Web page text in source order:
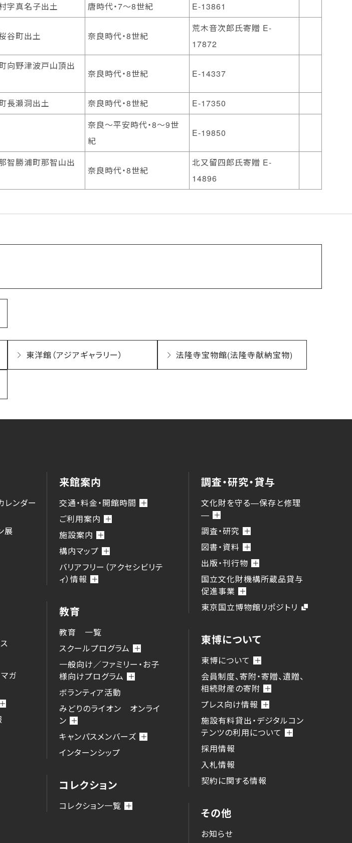
字真名子出土 唐時代・7～8世紀 E-13861
谷町出土 奈良時代・8世紀
荒木音次郎氏寄贈 E-
17872
向野津波戸山頂出
奈良時代・8世紀 E-14337
長瀬洞出土 奈良時代・8世紀 E-17350
奈良～平安時代・8～9世
紀
E-19850
智勝浦町那智山出
奈良時代・8世紀
北又留四郎氏寄贈 E-
14896
東洋館（アジアギャラリー） 法隆寺宝物館(法隆寺献納宝物)
レンダー
展
ガ
来館案内
交通・料金・開館時間
ご利用案内
施設案内
構内マップ
バリアフリー（アクセシビリテ
ィ）情報
教育
教育 一覧
スクールプログラム
一般向け／ファミリー・お子
様向けプログラム
ボランティア活動
みどりのライオン オンライ
ン
キャンパスメンバーズ
インターンシップ
コレクション
コレクション一覧
調査・研究・貸与
文化財を守る―保存と修理
―
調査・研究
図書・資料
出版・刊行物
国立文化財機構所蔵品貸与
促進事業
東京国立博物館リポジトリ
東博について
東博について
会員制度、寄附・寄贈、遺贈、
相続財産の寄附
プレス向け情報
施設有料貸出・デジタルコン
テンツの利用について
採用情報
入札情報
契約に関する情報
その他
お知らせ